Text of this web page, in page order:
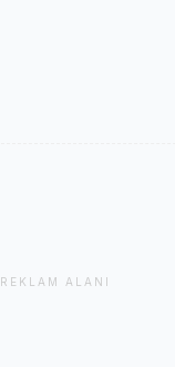
REKLAM ALANI